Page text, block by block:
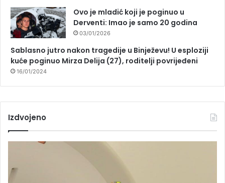
Ovo je mladić koji je poginuo u
Derventi: Imao je samo 20 godina
03/01/2026
Sablasno jutro nakon tragedije u Binježevu! U esploziji
kuće poginuo Mirza Delija (27), roditelji povrijeđeni
16/01/2024
Izdvojeno